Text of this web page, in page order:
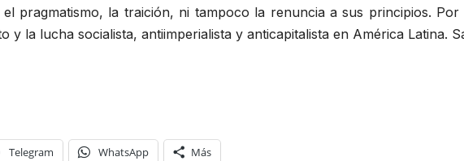
pragmatismo, la traición, ni tampoco la renuncia a sus principios.
y la lucha socialista, antiimperialista y anticapitalista en América Latina.
Telegram WhatsApp Más